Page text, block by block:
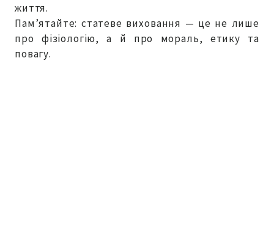
життя.
Пам’ятайте: статеве виховання — це не лише
про фізіологію, а й про мораль, етику та
повагу.